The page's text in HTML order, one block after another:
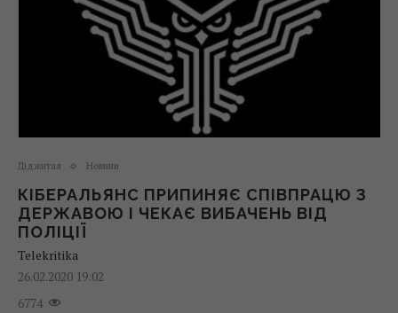
Діджитал Новини
КІБЕРАЛЬЯНС ПРИПИНЯЄ СПІВПРАЦЮ З
ДЕРЖАВОЮ І ЧЕКАЄ ВИБАЧЕНЬ ВІД
ПОЛІЦІЇ
Telekritika
26.02.2020 19:02
6774